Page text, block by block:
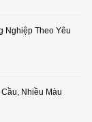
Nghiệp Theo Yêu
Nhiều Màu